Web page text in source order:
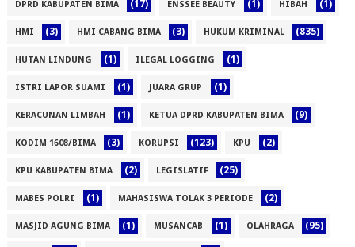
DPRD KABUPATEN BIMA (17) ENSSEE BEAUTY (1) HIBAH (1)
HMI (3) HMI CABANG BIMA (3) HUKUM KRIMINAL (835)
HUTAN LINDUNG (1) ILEGAL LOGGING (1)
ISTRI LAPOR SUAMI (1) JUARA GRUP (1)
KERACUNAN LIMBAH (1) KETUA DPRD KABUPATEN BIMA (9)
KODIM 1608/BIMA (3) KORUPSI (123) KPU (2)
KPU KABUPATEN BIMA (2) LEGISLATIF (25)
MABES POLRI (1) MAHASISWA TOLAK 3 PERIODE (2)
MASJID AGUNG BIMA (1) MUSANCAB (1) OLAHRAGA (95)